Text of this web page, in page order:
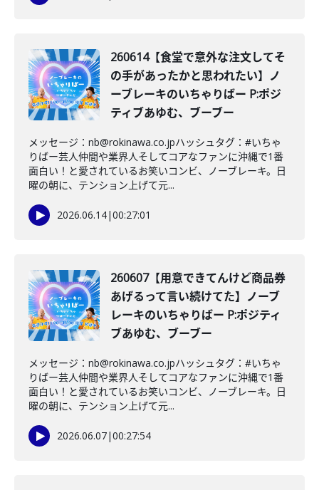
260614【食堂で意外な注文してそ
の手があったかと思われたい】ノ
ーブレーキのいちゃりばー P:ポジ
ティブあゆむ、ブーブー
メッセージ：nb@rokinawa.co.jpハッシュタグ：#いちゃ
りばー芸人仲間や業界人そしてコアなファンに沖縄で1番
面白い！と愛されているお笑いコンビ、ノーブレーキ。日
曜の朝に、テンション上げて元...
2026.06.14|00:27:01
260607【用意できてんけど商品券
あげるって言い続けてた】ノーブ
レーキのいちゃりばー P:ポジティ
ブあゆむ、ブーブー
メッセージ：nb@rokinawa.co.jpハッシュタグ：#いちゃ
りばー芸人仲間や業界人そしてコアなファンに沖縄で1番
面白い！と愛されているお笑いコンビ、ノーブレーキ。日
曜の朝に、テンション上げて元...
2026.06.07|00:27:54